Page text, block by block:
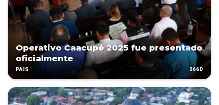
Operativo Caacupé 2025 fue presentado
oficialmente
PAÍS 266D